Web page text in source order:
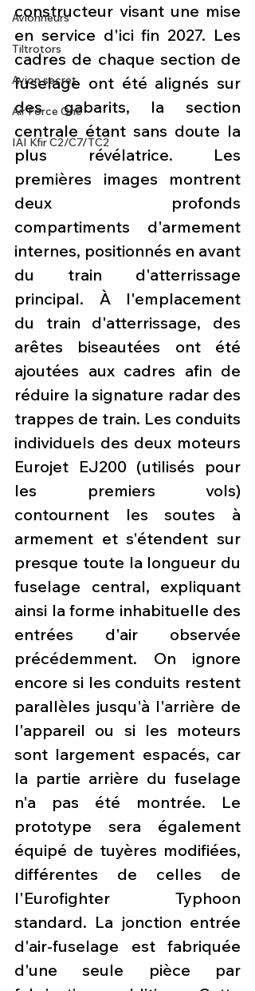
Avionneurs
Tiltrotors
Avion secret
Air Force One
IAI Kfir C2/C7/TC2
constructeur visant une mise
en service d'ici fin 2027. Les
cadres de chaque section de
fuselage ont été alignés sur
des gabarits, la section
centrale étant sans doute la
plus révélatrice. Les
premières images montrent
deux profonds
compartiments d'armement
internes, positionnés en avant
du train d'atterrissage
principal. À l'emplacement
du train d'atterrissage, des
arêtes biseautées ont été
ajoutées aux cadres afin de
réduire la signature radar des
trappes de train. Les conduits
individuels des deux moteurs
Eurojet EJ200 (utilisés pour
les premiers vols)
contournent les soutes à
armement et s'étendent sur
presque toute la longueur du
fuselage central, expliquant
ainsi la forme inhabituelle des
entrées d'air observée
précédemment. On ignore
encore si les conduits restent
parallèles jusqu'à l'arrière de
l'appareil ou si les moteurs
sont largement espacés, car
la partie arrière du fuselage
n'a pas été montrée. Le
prototype sera également
équipé de tuyères modifiées,
différentes de celles de
l'Eurofighter Typhoon
standard. La jonction entrée
d'air-fuselage est fabriquée
d'une seule pièce par